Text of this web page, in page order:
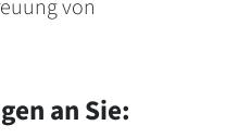
von
an Sie: